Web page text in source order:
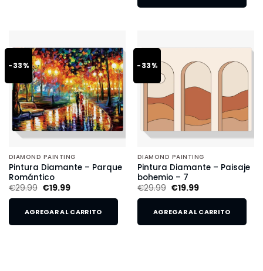
-33%
DIAMOND PAINTING
Pintura Diamante – Parque
Romántico
€29.99 €19.99
AGREGAR AL CARRITO
-33%
DIAMOND PAINTING
Pintura Diamante – Paisaje
bohemio – 7
€29.99 €19.99
AGREGAR AL CARRITO